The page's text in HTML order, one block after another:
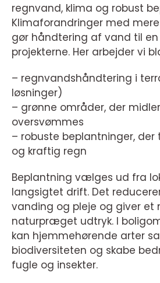
regnvand, klima og robust
Klimaforandringer med
gør håndtering af vand til
projekterne. Her arbejder vi
– regnvandshåndtering i
løsninger)
– grønne områder, der
oversvømmes
– robuste beplantninger, der
og kraftig regn
Beplantning vælges ud fra
langsigtet drift. Det
vanding og pleje og giver et
naturpræget udtryk. I
kan hjemmehørende arter
biodiversiteten og skabe
fugle og insekter.